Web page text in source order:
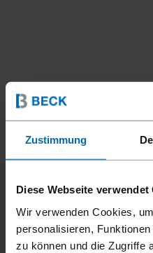
Zustimmung
Diese Webseite verwendet
Wir verwenden Cookies,
personalisieren,
zu können und die Zugriffe
Geräte Klammer­geräte//